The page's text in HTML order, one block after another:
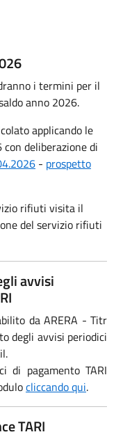
i termini per il
anno 2026.
applicando le
deliberazione di
- prospetto
rifiuti visita il
del servizio rifiuti
avvisi
da ARERA - Titr
degli avvisi periodici
di pagamento TARI
cliccando qui.
TARI